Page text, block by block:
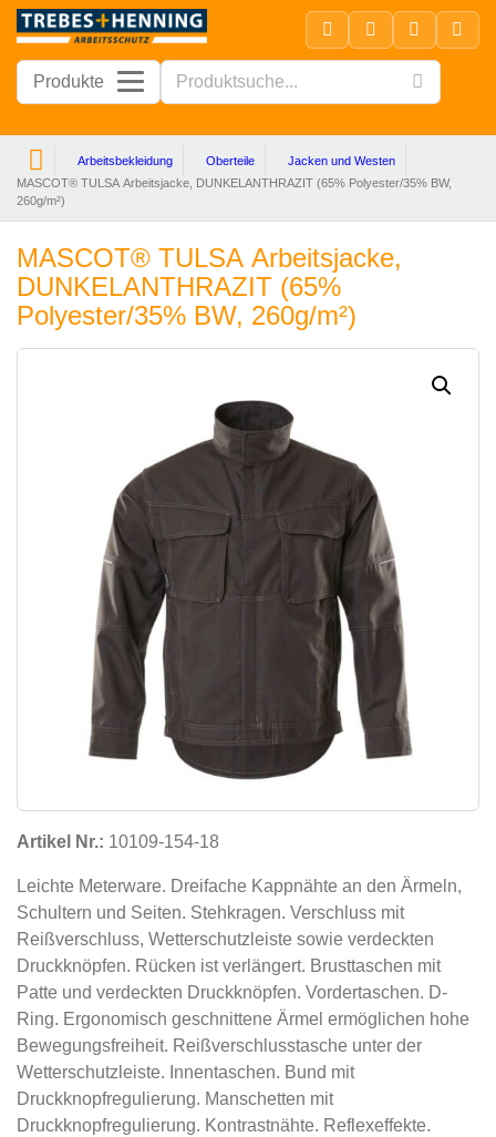
Produkte
Arbeitsbekleidung Oberteile
Jacken und Westen
MASCOT® TULSA Arbeitsjacke, DUNKELANTHRAZIT (65% Polyester/35% BW,
260g/m²)
MASCOT® TULSA Arbeitsjacke,
DUNKELANTHRAZIT (65%
Polyester/35% BW, 260g/m²)
Artikel Nr.: 10109-154-18
Leichte Meterware. Dreifache Kappnähte an den Ärmeln,
Schultern und Seiten. Stehkragen. Verschluss mit
Reißverschluss, Wetterschutzleiste sowie verdeckten
Druckknöpfen. Rücken ist verlängert. Brusttaschen mit
Patte und verdeckten Druckknöpfen. Vordertaschen. D-
Ring. Ergonomisch geschnittene Ärmel ermöglichen hohe
Bewegungsfreiheit. Reißverschlusstasche unter der
Wetterschutzleiste. Innentaschen. Bund mit
Druckknopfregulierung. Manschetten mit
Druckknopfregulierung. Kontrastnähte. Reflexeffekte.